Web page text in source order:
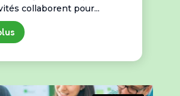
collaborent pour...